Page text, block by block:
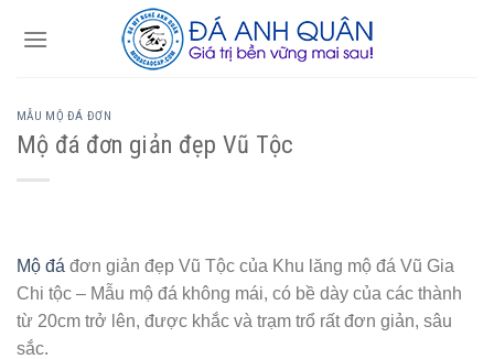
MẪU MỘ ĐÁ ĐƠN
Mộ đá đơn giản đẹp Vũ Tộc
Mộ đá đơn giản đẹp Vũ Tộc của Khu lăng mộ đá Vũ Gia
Chi tộc – Mẫu mộ đá không mái, có bề dày của các thành
từ 20cm trở lên, được khắc và trạm trổ rất đơn giản, sâu
sắc.